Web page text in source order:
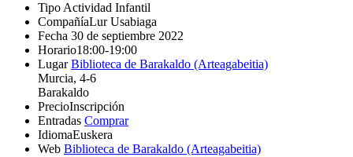
Tipo Actividad Infantil
CompañíaLur Usabiaga
Fecha 30 de septiembre 2022
Horario18:00-19:00
Lugar Biblioteca de Barakaldo (Arteagabeitia)
Murcia, 4-6
Barakaldo
PrecioInscripción
Entradas Comprar
IdiomaEuskera
Web Biblioteca de Barakaldo (Arteagabeitia)